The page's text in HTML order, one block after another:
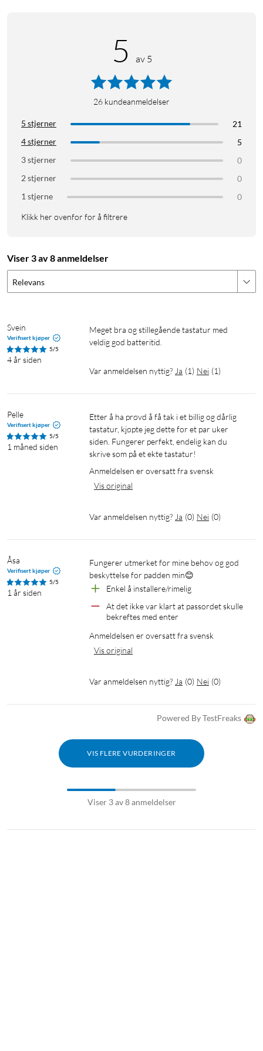
5 av 5
26 kundeanmeldelser
5 stjerner
21
4 stjerner
5
3 stjerner
0
2 stjerner
0
1 stjerne
0
Klikk her ovenfor for å filtrere
Viser 3 av 8 anmeldelser
Relevans
Svein
Verifisert kjøper
5/5
4 år siden
Meget bra og stillegående tastatur med
veldig god batteritid.
Var anmeldelsen nyttig? Ja (1) Nei (1)
Pelle
Verifisert kjøper
5/5
1 måned siden
Etter å ha prøvd å få tak i et billig og dårlig
tastatur, kjøpte jeg dette for et par uker
siden. Fungerer perfekt, endelig kan du
skrive som på et ekte tastatur!
Anmeldelsen er oversatt fra svensk
Vis original
Var anmeldelsen nyttig? Ja (0) Nei (0)
Åsa
Verifisert kjøper
5/5
1 år siden
Fungerer utmerket for mine behov og god
beskyttelse for padden min😊
Enkel å installere/rimelig
At det ikke var klart at passordet skulle
bekreftes med enter
Anmeldelsen er oversatt fra svensk
Vis original
Var anmeldelsen nyttig? Ja (0) Nei (0)
Powered By TestFreaks
VIS FLERE VURDERINGER
Viser 3 av 8 anmeldelser